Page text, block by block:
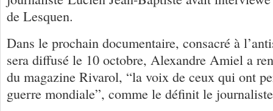
de Lesquen.
Dans le prochain documentaire, consacré à
sera diffusé le 10 octobre, Alexandre Amiel a
du magazine Rivarol, “la voix de ceux qui ont
guerre mondiale”, comme le définit le